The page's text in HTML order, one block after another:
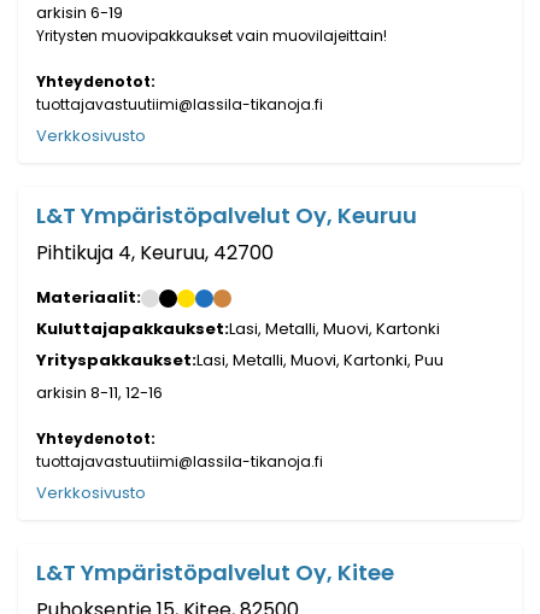
arkisin 6-19
Yritysten muovipakkaukset vain muovilajeittain!
Yhteydenotot:
tuottajavastuutiimi@lassila-tikanoja.fi
Verkkosivusto
L&T Ympäristöpalvelut Oy, Keuruu
Pihtikuja 4, Keuruu, 42700
Materiaalit:
Kuluttajapakkaukset:Lasi, Metalli, Muovi, Kartonki
Yrityspakkaukset:Lasi, Metalli, Muovi, Kartonki, Puu
arkisin 8-11, 12-16
Yhteydenotot:
tuottajavastuutiimi@lassila-tikanoja.fi
Verkkosivusto
L&T Ympäristöpalvelut Oy, Kitee